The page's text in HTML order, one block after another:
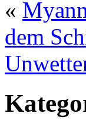
«
dem